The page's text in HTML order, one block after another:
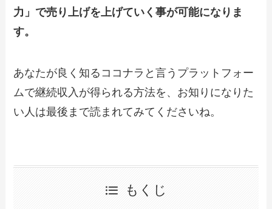
力」で売り上げを上げていく事が可能になりま
す。
あなたが良く知るココナラと言うプラットフォー
ムで継続収入が得られる方法を、お知りになりた
い人は最後まで読まれてみてくださいね。
もくじ